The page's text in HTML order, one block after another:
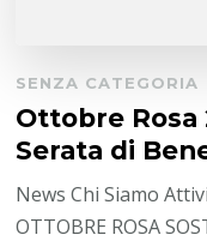
SENZA CATEGORIA
Ottobre Rosa
Serata di
News Chi Siamo
OTTOBRE ROSA